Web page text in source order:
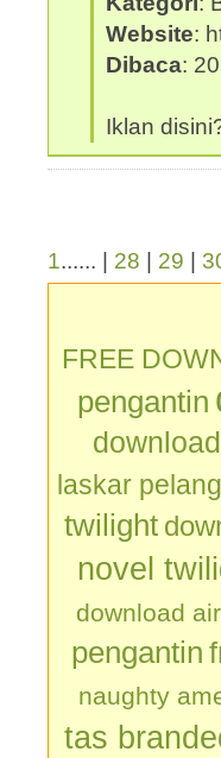
Website:
Dibaca:
Iklan
1...... | 28 29
FREE
pengantin
laskar
twilight
novel
download
pengantin
naughty
tas